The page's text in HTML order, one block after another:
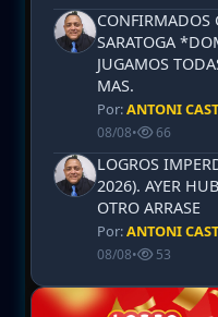
CONFIRMADOS
SARATOGA
JUGAMOS
MAS.
Por:ANTONI
08/08• 66
LOGROS
2026). AYER
OTRO ARRASE
Por:ANTONI
08/08• 53